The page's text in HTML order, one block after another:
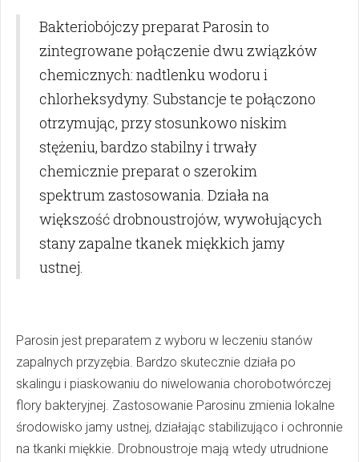
Bakteriobójczy preparat Parosin to
zintegrowane połączenie dwu związków
chemicznych: nadtlenku wodoru i
chlorheksydyny. Substancje te połączono
otrzymując, przy stosunkowo niskim
stężeniu, bardzo stabilny i trwały
chemicznie preparat o szerokim
spektrum zastosowania. Działa na
większość drobnoustrojów, wywołujących
stany zapalne tkanek miękkich jamy
ustnej.
Parosin jest preparatem z wyboru w leczeniu stanów
zapalnych przyzębia. Bardzo skutecznie działa po
skalingu i piaskowaniu do niwelowania chorobotwórczej
flory bakteryjnej. Zastosowanie Parosinu zmienia lokalne
środowisko jamy ustnej, działając stabilizująco i ochronnie
na tkanki miękkie. Drobnoustroje mają wtedy utrudnione